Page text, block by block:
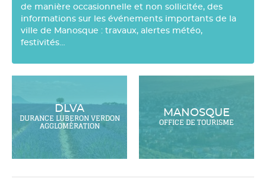
de manière occasionnelle et non sollicitée, des
informations sur les événements importants de la
ville de Manosque : travaux, alertes météo,
festivités…
DLVA
DURANCE LUBERON VERDON
AGGLOMÉRATION
MANOSQUE
OFFICE DE TOURISME